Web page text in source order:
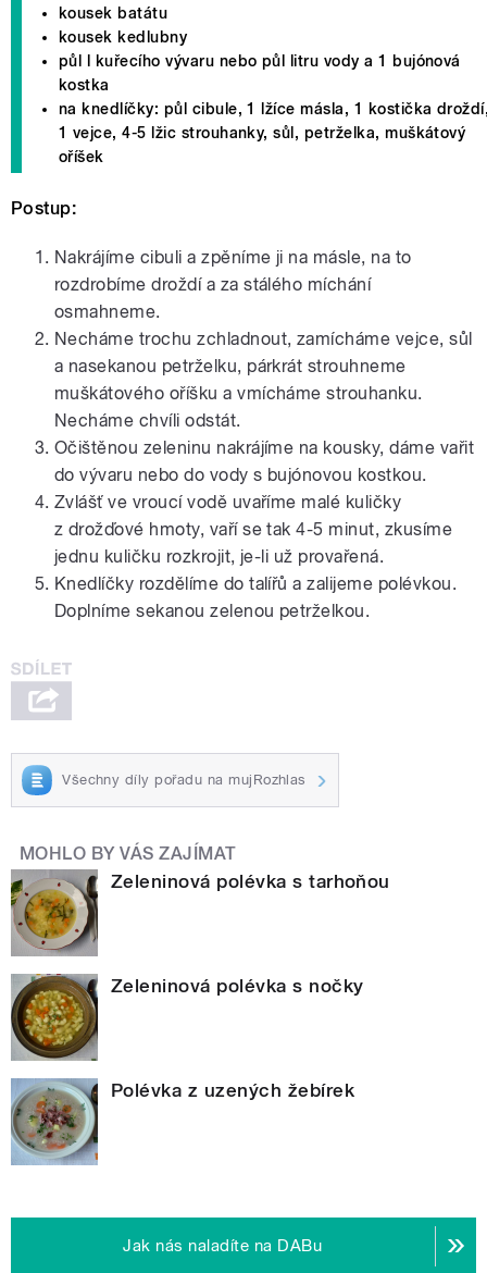
kousek batátu
kousek kedlubny
půl l kuřecího vývaru nebo půl litru vody a 1 bujónová
kostka
na knedlíčky: půl cibule, 1 lžíce másla, 1 kostička
1 vejce, 4-5 lžic strouhanky, sůl, petrželka, muškátový
oříšek
Postup:
Nakrájíme cibuli a zpěníme ji na másle, na to
rozdrobíme droždí a za stálého míchání
osmahneme.
Necháme trochu zchladnout, zamícháme vejce, sůl
a nasekanou petrželku, párkrát strouhneme
muškátového oříšku a vmícháme strouhanku.
Necháme chvíli odstát.
Očištěnou zeleninu nakrájíme na kousky, dáme vařit
do vývaru nebo do vody s bujónovou kostkou.
Zvlášť ve vroucí vodě uvaříme malé kuličky
z drožďové hmoty, vaří se tak 4-5 minut, zkusíme
jednu kuličku rozkrojit, je-li už provařená.
Knedlíčky rozdělíme do talířů a zalijeme polévkou.
Doplníme sekanou zelenou petrželkou.
Všechny díly pořadu na mujRozhlas
MOHLO BY VÁS ZAJÍMAT
Zeleninová polévka s tarhoňou
Zeleninová polévka s nočky
Polévka z uzených žebírek
Jak nás naladíte na DABu